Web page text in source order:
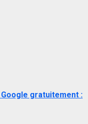
gratuitement :